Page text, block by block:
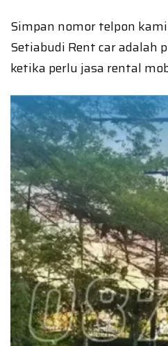
Simpan nomor telpon
Setiabudi Rent car adalah
ketika perlu jasa rental